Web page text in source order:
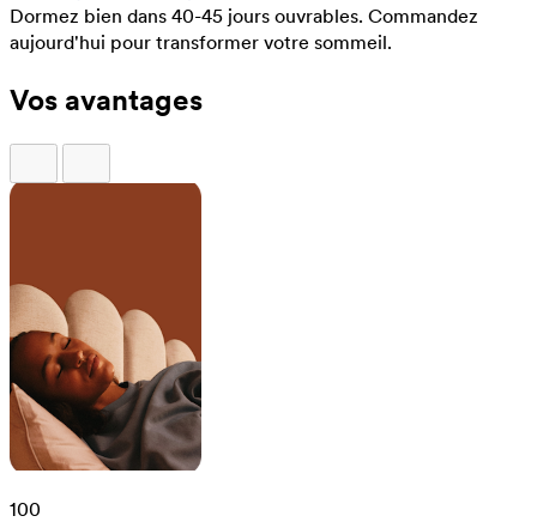
Dormez bien dans 40-45 jours ouvrables. Commandez
aujourd'hui pour transformer votre sommeil.
Vos avantages
100